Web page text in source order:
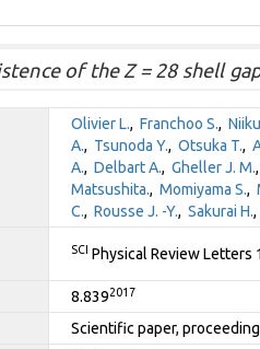
of the Z = 28 shell
Olivier L., Franchoo S.,
A., Tsunoda Y., Otsuka T.,
A., Delbart A., Gheller J. M.,
Matsushita., Momiyama S.,
C., Rousse J. -Y., Sakurai H.,
SCI Physical Review Letters
8.8392017
Scientific paper,